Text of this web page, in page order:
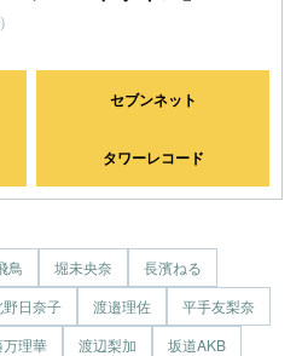
セブンネット
タワーレコード
鳥 堀未央奈
長濱ねる
野日奈子 渡邉理佐
平手友梨奈
万理華 渡辺梨加 坂道AKB